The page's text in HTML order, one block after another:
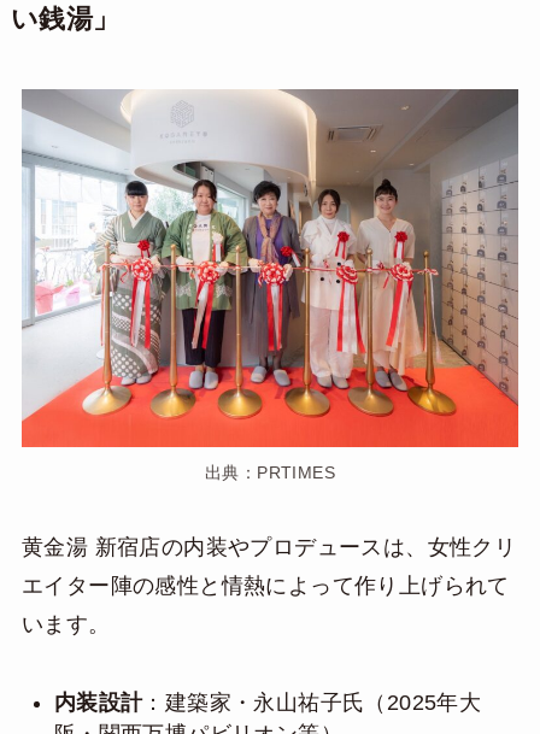
い銭湯」
出典：PRTIMES
黄金湯 新宿店の内装やプロデュースは、女性クリ
エイター陣の感性と情熱によって作り上げられて
います。
内装設計：建築家・永山祐子氏（2025年大